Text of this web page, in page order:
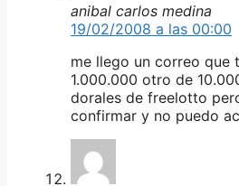
anibal carlos medina
19/02/2008 a las 00:00
me llego un correo que
1.000.000 otro de
dorales de freelotto
confirmar y no puedo